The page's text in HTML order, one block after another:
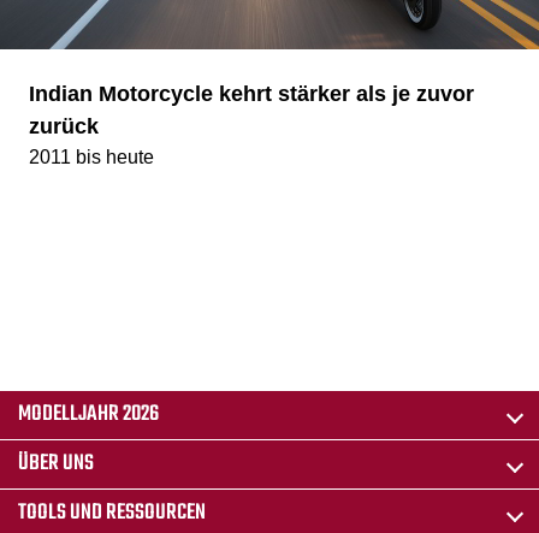
Indian Motorcycle kehrt stärker als je zuvor
zurück
2011 bis heute
MODELLJAHR 2026
ÜBER UNS
TOOLS UND RESSOURCEN